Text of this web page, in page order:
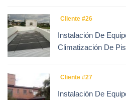
Cliente #26
Instalación De
Climatización De
Cliente #27
Instalación De